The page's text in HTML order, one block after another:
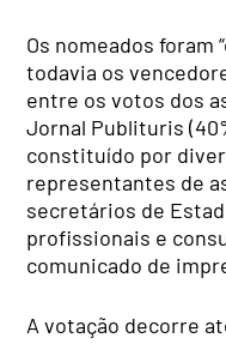
Os nomeados foram
todavia os
entre os votos dos
Jornal Publituris
constituído por
representantes de
secretários de
profissionais e
comunicado de
A votação decorre